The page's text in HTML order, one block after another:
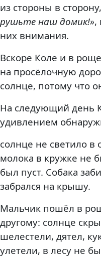
из стороны в
рушьте наш домик!»,
них внимания.
Вскоре Коле и в
на просёлочную
солнце, потому что
На следующий день
удивлением
солнце не светило в
молока в кружке не
был пуст. Собака
забрался на крышу.
Мальчик пошёл в
другому: солнце
шелестели, дятел,
улетели, в лесу не